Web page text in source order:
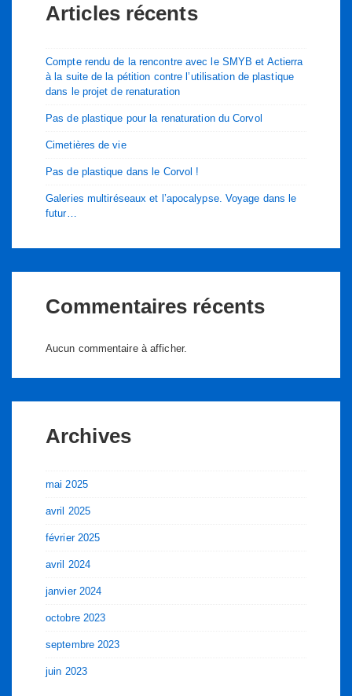
Articles récents
Compte rendu de la rencontre avec le SMYB et Actierra
à la suite de la pétition contre l’utilisation de plastique
dans le projet de renaturation
Pas de plastique pour la renaturation du Corvol
Cimetières de vie
Pas de plastique dans le Corvol !
Galeries multiréseaux et l’apocalypse. Voyage dans le
futur…
Commentaires récents
Aucun commentaire à afficher.
Archives
mai 2025
avril 2025
février 2025
avril 2024
janvier 2024
octobre 2023
septembre 2023
juin 2023